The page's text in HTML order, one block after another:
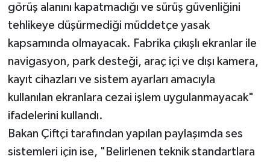
görüş alanını kapatmadığı ve sürüş güvenliğini
tehlikeye düşürmediği müddetçe yasak
kapsamında olmayacak. Fabrika çıkışlı ekranlar ile
navigasyon, park desteği, araç içi ve dışı kamera,
kayıt cihazları ve sistem ayarları amacıyla
kullanılan ekranlara cezai işlem uygulanmayacak"
ifadelerini kullandı.
Bakan Çiftçi tarafından yapılan paylaşımda ses
sistemleri için ise, "Belirlenen teknik standartlara